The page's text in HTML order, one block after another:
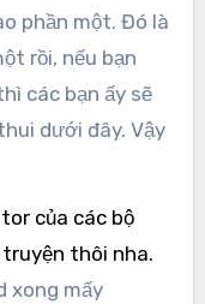
phần một. Đó là
rồi, nếu bạn
các bạn ấy sẽ
dưới đây. Vậy
của các bộ
thôi nha.
xong mấy